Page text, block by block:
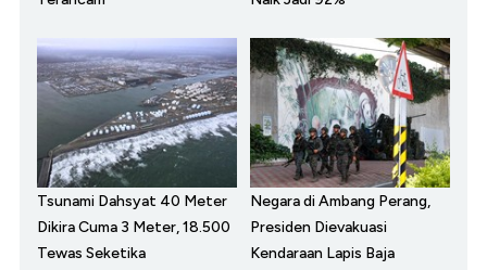
Tsunami Dahsyat 40 Meter
Dikira Cuma 3 Meter, 18.500
Tewas Seketika
Negara di Ambang Perang,
Presiden Dievakuasi
Kendaraan Lapis Baja